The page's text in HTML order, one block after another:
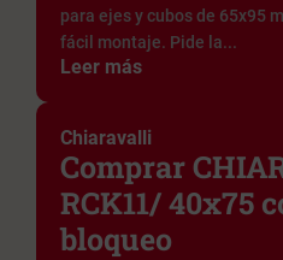
para ejes y cubos de 65x95
fácil montaje. Pide la...
Leer más
Chiaravalli
Comprar
RCK11/ 40x75
bloqueo